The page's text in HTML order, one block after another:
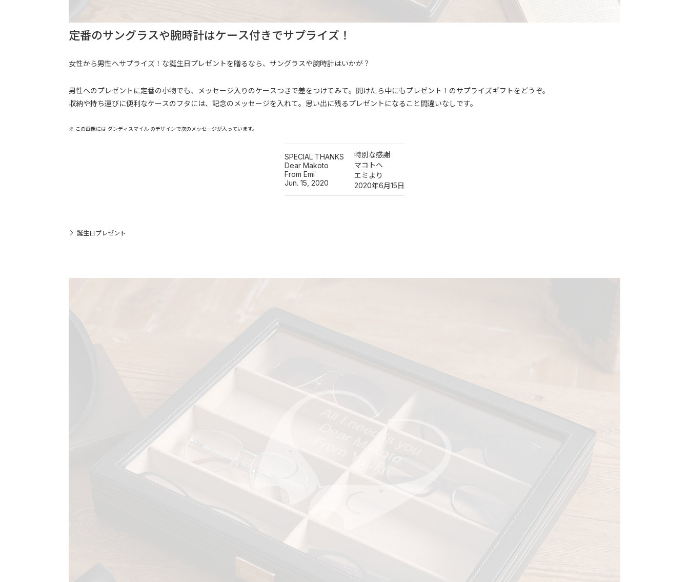
定番のサングラスや腕時計はケース付きでサプライズ！
女性から男性へサプライズ！な誕生日プレゼントを贈るなら、サングラスや腕時計はいかが？
男性へのプレゼントに定番の小物でも、メッセージ入りのケースつきで差をつけてみて。開けたら中にもプレゼント！のサプライズギフトをどうぞ。
収納や持ち運びに便利なケースのフタには、記念のメッセージを入れて。思い出に残るプレゼントになること間違いなしです。
※ この画像には ダンディスマイル のデザインで次のメッセージが入っています。
SPECIAL THANKS
Dear Makoto
From Emi
Jun. 15, 2020
特別な感謝
マコトへ
エミより
2020年6月15日
誕生日プレゼント